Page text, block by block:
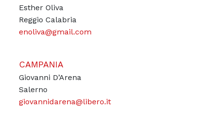
Esther Oliva
Reggio Calabria
enoliva@gmail.com
CAMPANIA
Giovanni D’Arena
Salerno
giovannidarena@libero.it